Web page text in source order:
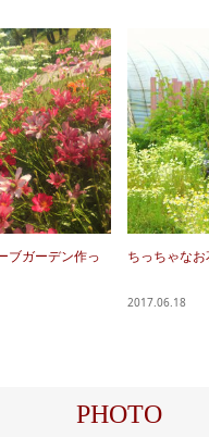
ブガーデン作っ
ちっちゃな
2017.06.18
PHOTO